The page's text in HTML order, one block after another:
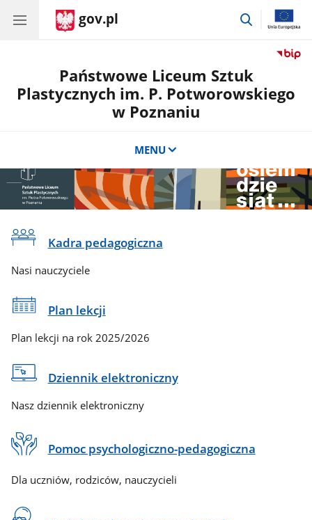
gov.pl
przejdź
Państwowe Liceum Sztuk
Plastycznych im. P. Potworowskiego
w Poznaniu
MENU
CSS
do
Banner
Na
Kadra pedagogiczna
Nasi nauczyciele
Plan lekcji
Plan lekcji na rok 2025/2026
Dziennik elektroniczny
Nasz dziennik elektroniczny
Pomoc psychologiczno-pedagogiczna
Dla uczniów, rodziców, nauczycieli